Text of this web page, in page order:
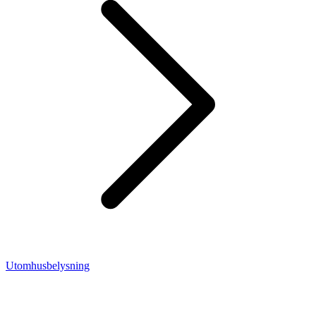
Utomhusbelysning